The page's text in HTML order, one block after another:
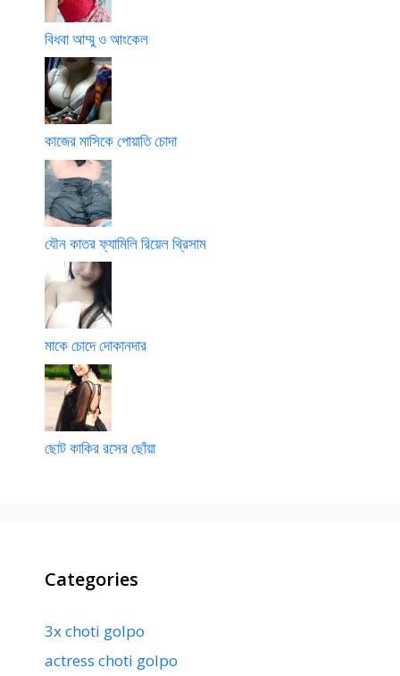
বিধবা আম্মু ও আংকেল
কাজের মাসিকে পোয়াতি চোদা
যৌন কাতর ফ্যামিলি রিয়েল থ্রিসাম
মাকে চোদে দোকানদার
ছোট কাকির রসের ছোঁয়া
Categories
3x choti golpo
actress choti golpo